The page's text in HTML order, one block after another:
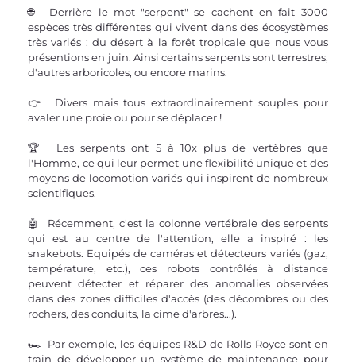
🌐  Derrière le mot "serpent" se cachent en fait 3000
espèces très différentes qui vivent dans des écosystèmes
très variés : du désert à la forêt tropicale que nous vous
présentions en juin. Ainsi certains serpents sont terrestres,
d'autres arboricoles, ou encore marins.
👉  Divers mais tous extraordinairement souples pour
avaler une proie ou pour se déplacer !
🏆  Les serpents ont 5 à 10x plus de vertèbres que
l'Homme, ce qui leur permet une flexibilité unique et des
moyens de locomotion variés qui inspirent de nombreux
scientifiques.
🤖  Récemment, c'est la colonne vertébrale des serpents
qui est au centre de l'attention, elle a inspiré : les
snakebots. Equipés de caméras et détecteurs variés (gaz,
température, etc.), ces robots contrôlés à distance
peuvent détecter et réparer des anomalies observées
dans des zones difficiles d'accès (des décombres ou des
rochers, des conduits, la cime d'arbres...).
🏎️  Par exemple, les équipes R&D de Rolls-Royce sont en
train de développer un système de maintenance pour